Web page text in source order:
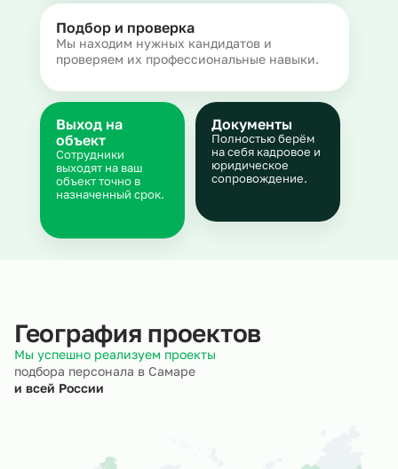
Подбор и проверка
Мы находим нужных кандидатов и
проверяем их профессиональные навыки.
Документы
Полностью берём
на себя кадровое и
юридическое
сопровождение.
Выход на
объект
Сотрудники
выходят на ваш
объект точно в
назначенный срок.
География проектов
Мы успешно реализуем проекты
подбора персонала в Самаре
и всей России